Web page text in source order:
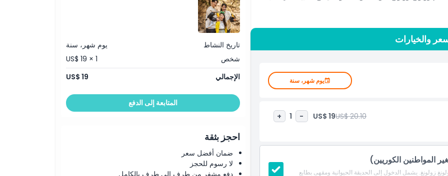
والخيارات
يوم شهر، سنة
US$ 20.10
US$ 19
-
1
+
المواطنين الكوريين)
زولونغ. يشمل الدخول إلى الحديقة الحيوانية ومقهى بطابع
تاريخ النشاط
يوم شهر، سنة
شخص
US$ 19 × 1
الإجمالي
US$ 19
المتابعة إلى الدفع
احجز بثقة
ضمان أفضل سعر
لا رسوم للحجز